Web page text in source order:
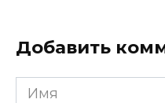
Добавить
Имя